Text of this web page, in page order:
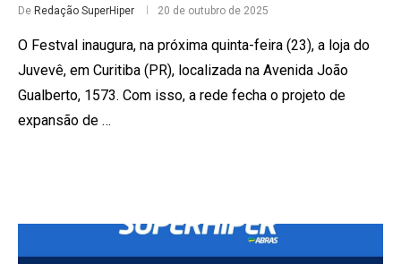
De Redação SuperHiper 20 de outubro de 2025
O Festval inaugura, na próxima quinta-feira (23), a loja do
Juvevê, em Curitiba (PR), localizada na Avenida João
Gualberto, 1573. Com isso, a rede fecha o projeto de
expansão de …